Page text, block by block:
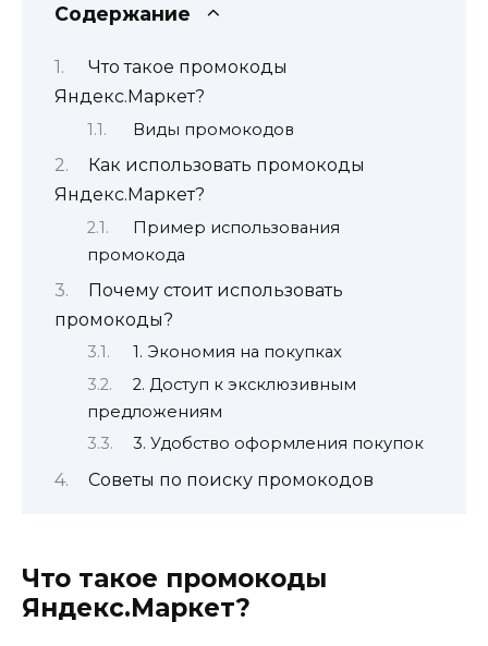
Содержание
Что такое промокоды
Яндекс.Маркет?
Виды промокодов
Как использовать промокоды
Яндекс.Маркет?
Пример использования
промокода
Почему стоит использовать
промокоды?
1. Экономия на покупках
2. Доступ к эксклюзивным
предложениям
3. Удобство оформления покупок
Советы по поиску промокодов
Что такое промокоды
Яндекс.Маркет?